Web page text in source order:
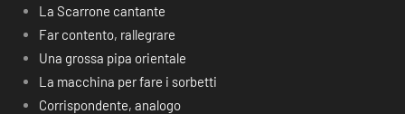
La Scarrone cantante
Far contento, rallegrare
Una grossa pipa orientale
La macchina per fare i sorbetti
Corrispondente, analogo